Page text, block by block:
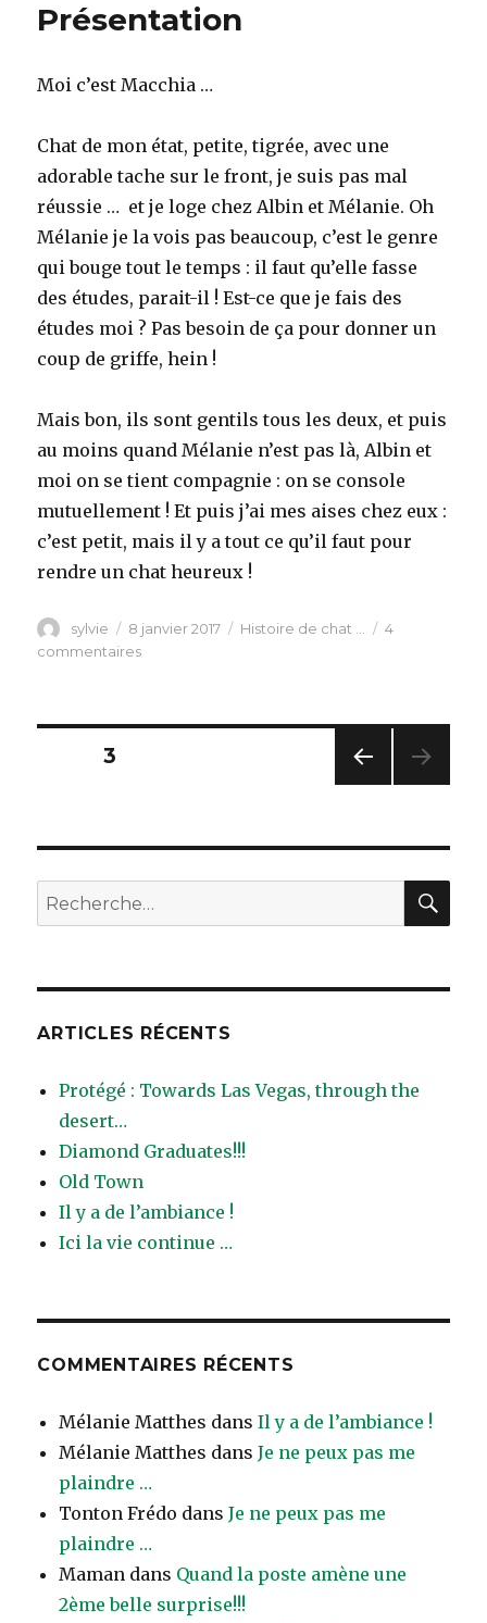
Présentation
Moi c’est Macchia …
Chat de mon état, petite, tigrée, avec une
adorable tache sur le front, je suis pas mal
réussie … et je loge chez Albin et Mélanie. Oh
Mélanie je la vois pas beaucoup, c’est le genre
qui bouge tout le temps : il faut qu’elle fasse
des études, parait-il ! Est-ce que je fais des
études moi ? Pas besoin de ça pour donner un
coup de griffe, hein !
Mais bon, ils sont gentils tous les deux, et puis
au moins quand Mélanie n’est pas là, Albin et
moi on se tient compagnie : on se console
mutuellement ! Et puis j’ai mes aises chez eux :
c’est petit, mais il y a tout ce qu’il faut pour
rendre un chat heureux !
Auteur
sylvie
Publié
le
8 janvier 2017 Catégories
Histoire de chat ...
4
commentairessur
Pagination
publications
ÉDE
NTE
PAGE3
Recherche
pour
ARTICLES RÉCENTS
Protégé : Towards Las Vegas, through the
desert…
Diamond Graduates!!!
Old Town
Il y a de l’ambiance !
Ici la vie continue …
COMMENTAIRES RÉCENTS
Mélanie Matthes dansIl y a de l’ambiance !
Mélanie Matthes dansJe ne peux pas me
plaindre …
Tonton Frédo dansJe ne peux pas me
plaindre …
Maman dans Quand la poste amène une
2ème belle surprise!!!